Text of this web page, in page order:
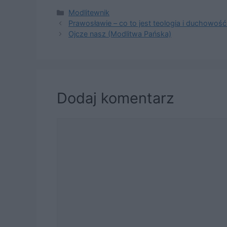
Kategorie
Modlitewnik
Prawosławie – co to jest teologia i
Ojcze nasz (Modlitwa Pańska)
Dodaj komentarz